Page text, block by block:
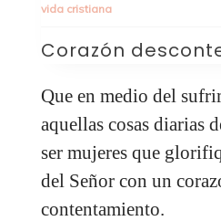
vida cristiana
Corazón
Que en medio del
aquellas cosas diarias
ser mujeres que
del Señor con un
contentamiento.